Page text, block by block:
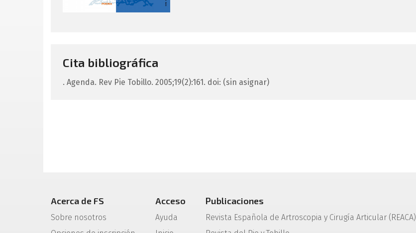
Cita bibliográfica
. Agenda. Rev Pie Tobillo. 2005;19(2):161. doi: (sin asignar)
Acerca de FS
Sobre nosotros
Acceso
Ayuda
Publicaciones
Revista Española de Artroscopia y Cirugía Articular (REACA)